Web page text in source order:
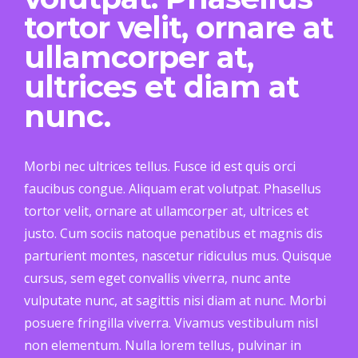
tortor velit, ornare at
ullamcorper at,
ultrices et diam at
nunc.
Morbi nec ultrices tellus. Fusce id est quis orci
faucibus congue. Aliquam erat volutpat. Phasellus
tortor velit, ornare at ullamcorper at, ultrices et
justo. Cum sociis natoque penatibus et magnis dis
parturient montes, nascetur ridiculus mus. Quisque
cursus, sem eget convallis viverra, nunc ante
vulputate nunc, at sagittis nisi diam at nunc. Morbi
posuere fringilla viverra. Vivamus vestibulum nisl
non elementum. Nulla lorem tellus, pulvinar in